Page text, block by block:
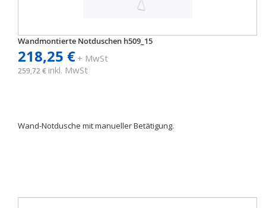
Wandmontierte Notduschen h509_15
218,25 €+ MwSt
259,72 € inkl. MwSt
Wand-Notdusche mit manueller Betätigung.